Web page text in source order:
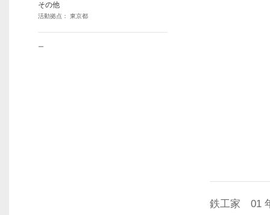
鉄工家 01
その他
活動拠点： 東京都
ー